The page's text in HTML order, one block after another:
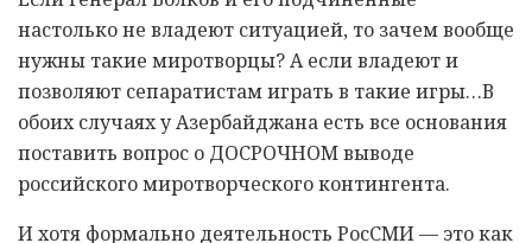
настолько не владеют ситуацией, то зачем вообще
нужны такие миротворцы? А если владеют и
позволяют сепаратистам играть в такие игры…В
обоих случаях у Азербайджана есть все основания
поставить вопрос о ДОСРОЧНОМ выводе
российского миротворческого контингента.
И хотя формально деятельность РосСМИ — это как